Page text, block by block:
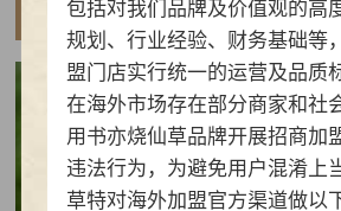
包括对我们品牌及价值观的高
规划、行业经验、财务基础等
盟门店实行统一的运营及品质
在海外市场存在部分商家和社
用书亦烧仙草品牌开展招商加
违法行为，为避免用户混淆上
草特对海外加盟官方渠道做以